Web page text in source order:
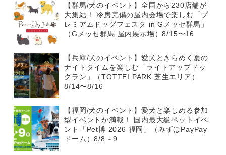
【群馬/犬のイベント】全国から230店舗が
大集結！ 冷房完備の屋内会場で楽しむ「プ
レミアムドッグフェスタ in Gメッセ群馬」
（Gメッセ群馬 屋内展示場）8/15〜16
【兵庫/犬のイベント】愛犬ときらめく夏の
ナイトタイムを楽しむ「ライトアップドッ
グラン」（TOTTEI PARK 芝生エリア）
8/14〜8/16
【福岡/犬のイベント】愛犬と楽しめる参加
型イベントが満載！ 国内最大級ペットイベ
ント「Pet博 2026 福岡」（みずほPayPay
ドーム）8/8～9